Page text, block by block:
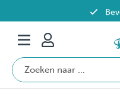
Gratis